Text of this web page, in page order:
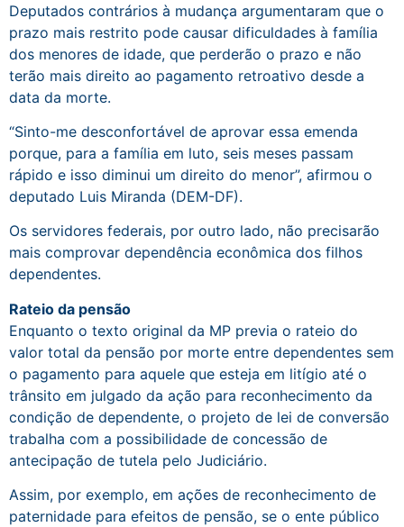
Deputados contrários à mudança argumentaram que o
prazo mais restrito pode causar dificuldades à família
dos menores de idade, que perderão o prazo e não
terão mais direito ao pagamento retroativo desde a
data da morte.
“Sinto-me desconfortável de aprovar essa emenda
porque, para a família em luto, seis meses passam
rápido e isso diminui um direito do menor”, afirmou o
deputado Luis Miranda (DEM-DF).
Os servidores federais, por outro lado, não precisarão
mais comprovar dependência econômica dos filhos
dependentes.
Rateio da pensão
Enquanto o texto original da MP previa o rateio do
valor total da pensão por morte entre dependentes sem
o pagamento para aquele que esteja em litígio até o
trânsito em julgado da ação para reconhecimento da
condição de dependente, o projeto de lei de conversão
trabalha com a possibilidade de concessão de
antecipação de tutela pelo Judiciário.
Assim, por exemplo, em ações de reconhecimento de
paternidade para efeitos de pensão, se o ente público